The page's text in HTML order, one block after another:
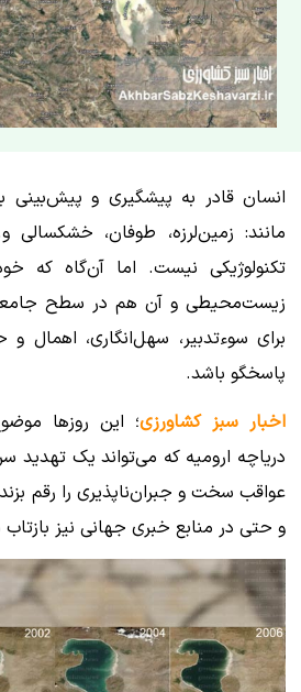
انسان قادر به پیشگیری و پیش‌بینی
مانند: زمین‌لرزه، طوفان‌‌، خشکسالی
تکنولوژیکی نیست. اما آن‌گاه که
زیست‌محیطی و آن هم در سطح جامعه
برای سوءتدبیر، سهل‌انگاری،
پاسخگو باشد.
اخبار سبز کشاورزی؛ این روزها
دریاچه ارومیه که می‌تواند یک تهدید
عواقب سخت و جبران‌ناپذیری را رقم
و حتی در منابع خبری جهانی نیز